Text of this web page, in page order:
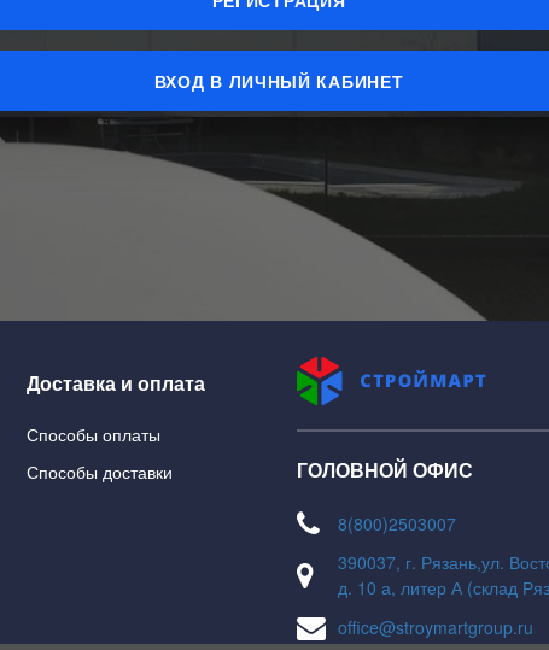
ВХОД В ЛИЧНЫЙ КАБИНЕТ
Доставка и оплата
Способы оплаты
Способы доставки
ГОЛОВНОЙ ОФИС
8(800)2503007
390037, г. Рязань,ул.
д. 10 а, литер А (склад
office@stroymartgroup.ru